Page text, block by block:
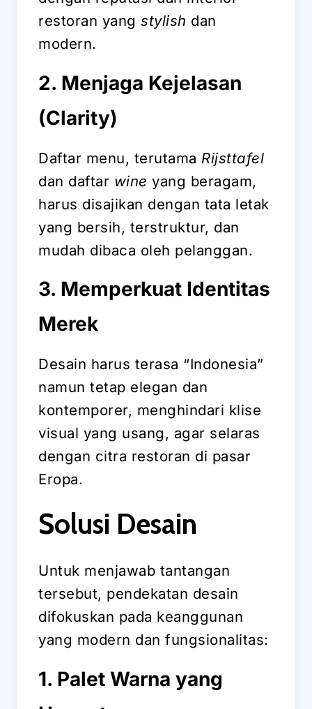
restoran yang stylish dan
modern.
2. Menjaga Kejelasan
(Clarity)
Daftar menu, terutama Rijsttafel
dan daftar wine yang beragam,
harus disajikan dengan tata letak
yang bersih, terstruktur, dan
mudah dibaca oleh pelanggan.
3. Memperkuat Identitas
Merek
Desain harus terasa “Indonesia”
namun tetap elegan dan
kontemporer, menghindari klise
visual yang usang, agar selaras
dengan citra restoran di pasar
Eropa.
Solusi Desain
Untuk menjawab tantangan
tersebut, pendekatan desain
difokuskan pada keanggunan
yang modern dan fungsionalitas:
1. Palet Warna yang